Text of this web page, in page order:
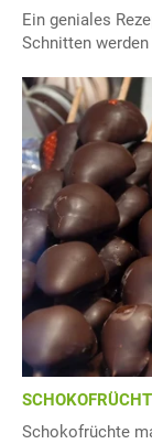
Ein geniales
Schnitten
Schokofrüchte